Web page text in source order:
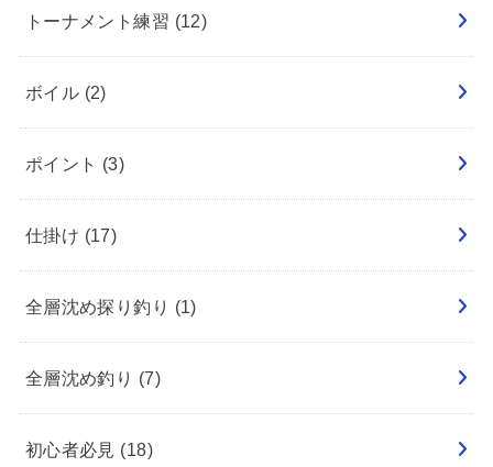
トーナメント練習 (12)
ボイル (2)
ポイント (3)
仕掛け (17)
全層沈め探り釣り (1)
全層沈め釣り (7)
初心者必見 (18)